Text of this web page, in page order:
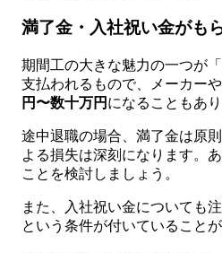
満了金・入社祝い金がも
期間工の大きな魅力の一つが
支払われるもので、メーカー
円〜数十万円 になることもあり
途中退職の場合、満了金は原
よる損失は深刻になります。
ことを検討しましょう。
また、入社祝い金についても
という条件が付いていること